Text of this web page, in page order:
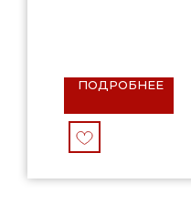
ПОДРОБНЕЕ